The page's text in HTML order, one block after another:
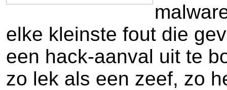
elke kleinste fout die
een hack-aanval uit te
zo lek als een zeef, zo